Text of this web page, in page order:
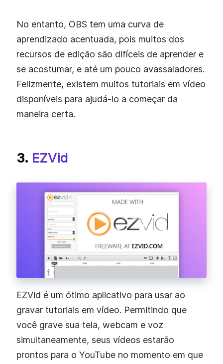
No entanto, OBS tem uma curva de
aprendizado acentuada, pois muitos dos
recursos de edição são difíceis de aprender e
se acostumar, e até um pouco avassaladores.
Felizmente, existem muitos tutoriais em vídeo
disponíveis para ajudá-lo a começar da
maneira certa.
3. EZVid
EZVid é um ótimo aplicativo para usar ao
gravar tutoriais em vídeo. Permitindo que
você grave sua tela, webcam e voz
simultaneamente, seus vídeos estarão
prontos para o YouTube no momento em que